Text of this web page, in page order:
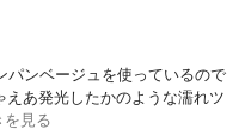
パンベージュを使っているので
あ発光したかのような濡れツ
を見る